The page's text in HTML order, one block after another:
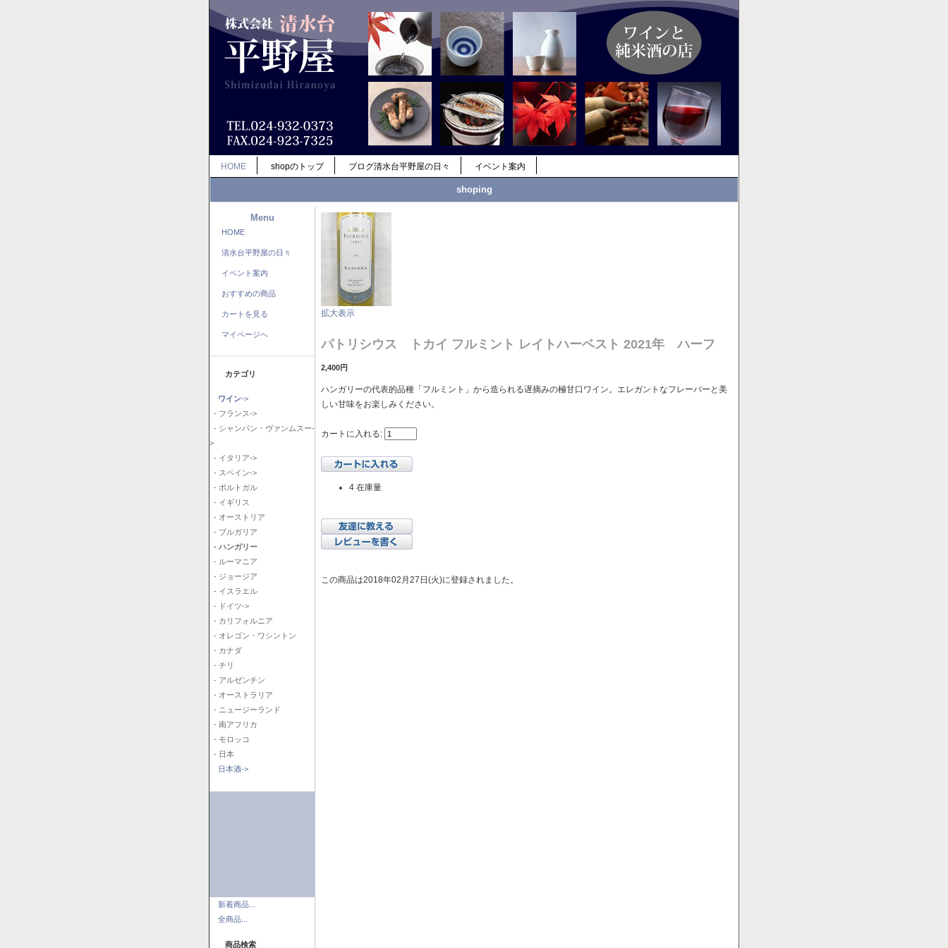
HOME shopのトップ ブログ清水台平野屋の日々 イベント案内
shoping
Menu
HOME
清水台平野屋の日々
イベント案内
おすすめの商品
カートを見る
マイページへ
カテゴリ
ワイン->
- フランス->
- シャンパン・ヴァンムスー-
>
- イタリア->
- スペイン->
- ポルトガル
- イギリス
- オーストリア
- ブルガリア
- ハンガリー
- ルーマニア
- ジョージア
- イスラエル
- ドイツ->
- カリフォルニア
- オレゴン・ワシントン
- カナダ
- チリ
- アルゼンチン
- オーストラリア
- ニュージーランド
- 南アフリカ
- モロッコ
- 日本
日本酒->
新着商品...
全商品...
商品検索
拡大表示
パトリシウス トカイ フルミント レイトハーベスト 2021年 ハーフ
2,400円
ハンガリーの代表的品種「フルミント」から造られる遅摘みの極甘口ワイン。エレガントなフレーバーと美
しい甘味をお楽しみください。
カートに入れる:
4 在庫量
この商品は2018年02月27日(火)に登録されました。